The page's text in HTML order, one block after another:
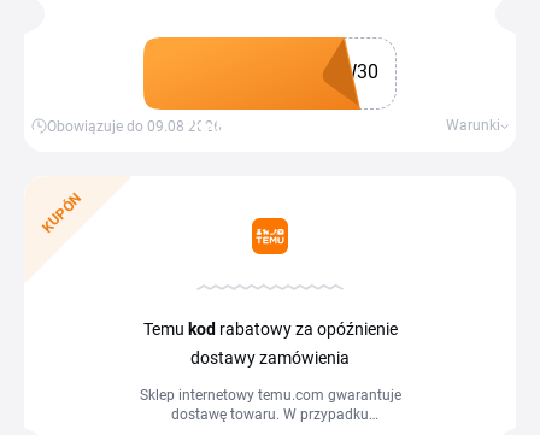
Zdobądź kupon
W30
Obowiązuje do 09.08.2026 Warunki
KUPÓN
Temu kod rabatowy za opóźnienie
dostawy zamówienia
Sklep internetowy temu.com gwarantuje
dostawę towaru. W przypadku